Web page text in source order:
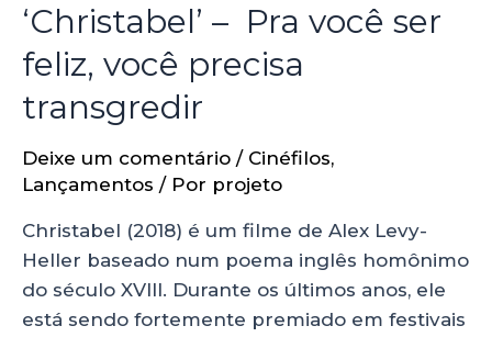
‘Christabel’ – Pra você ser
feliz, você precisa
transgredir
Deixe um comentário / Cinéfilos,
Lançamentos / Por projeto
Christabel (2018) é um filme de Alex Levy-
Heller baseado num poema inglês homônimo
do século XVIII. Durante os últimos anos, ele
está sendo fortemente premiado em festivais